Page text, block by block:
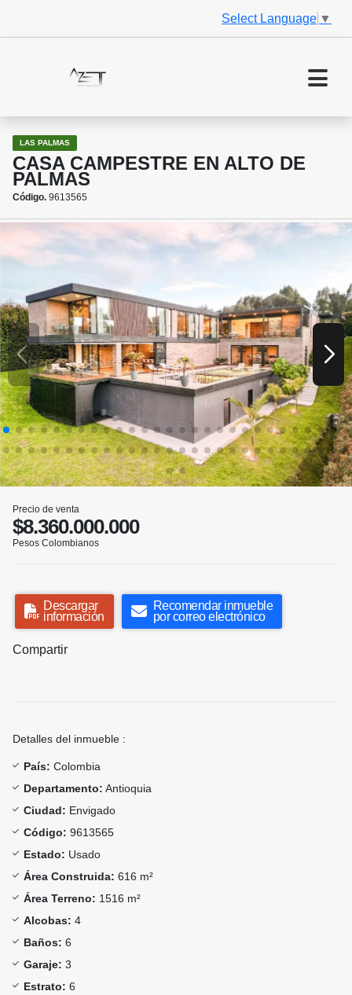
Select Language ▼
LAS PALMAS
CASA CAMPESTRE EN ALTO DE
PALMAS
Código. 9613565
Precio de venta
$8.360.000.000
Pesos Colombianos
Descargar
información
Recomendar inmueble
por correo electrónico
Compartir
Detalles del inmueble :
País: Colombia
Departamento: Antioquia
Ciudad: Envigado
Código: 9613565
Estado: Usado
Área Construida: 616 m²
Área Terreno: 1516 m²
Alcobas: 4
Baños: 6
Garaje: 3
Estrato: 6